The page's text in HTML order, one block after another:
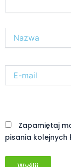
Nazwa*
mail*
Zapamiętaj
pisania kolejnych